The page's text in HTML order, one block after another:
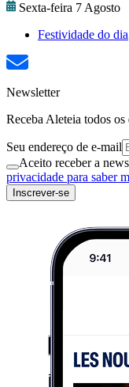
Sexta-feira 7 Agosto
Festividade do dia
Newsletter
Receba Aleteia todos
Seu endereço de e-mail
Aceito receber a
privacidade para saber
Inscrever-se